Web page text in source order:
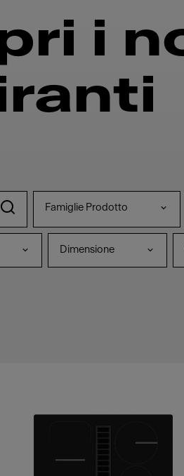
i
Famiglie Prodotto
Dimensione